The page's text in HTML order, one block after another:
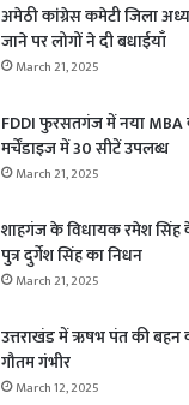
अमेठी कांग्रेस कमेटी जिला
जाने पर लोगों ने दी बधाईयाँ
March 21, 2025
FDDI फुरसतगंज में नया
मर्चेंडाइज में 30 सीटें उपलब्ध
March 21, 2025
शाहगंज के विधायक रमेश सिंह
पुत्र दुर्गेश सिंह का निधन
March 21, 2025
उत्तराखंड में ऋषभ पंत की बहन
गौतम गंभीर
March 12, 2025